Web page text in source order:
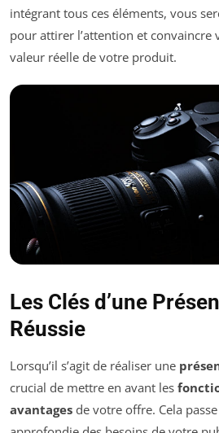
intégrant tous ces éléments, vous
pour attirer l’attention et convaincre
valeur réelle de votre produit.
Les Clés d’une
Réussie
Lorsqu’il s’agit de réaliser une
crucial de mettre en avant les
avantages de votre offre. Cela